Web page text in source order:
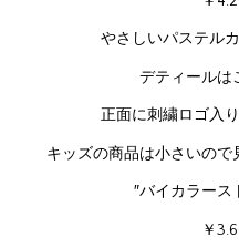
やさしいパステル
デティールは
正面に刺繍ロゴ入
キッズの商品は小さいので
″バイカラース
￥